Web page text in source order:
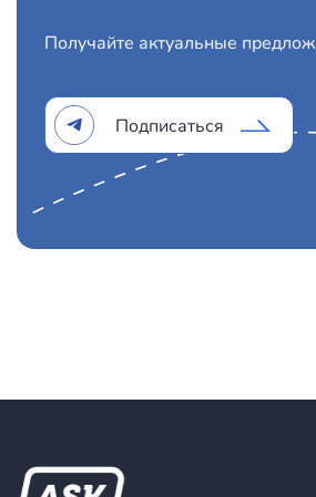
Получайте актуальные
Подписаться